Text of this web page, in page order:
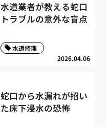
水道業者が教える蛇口
トラブルの意外な盲点
2026.04.06
水道修理
蛇口から水漏れが招い
た床下浸水の恐怖